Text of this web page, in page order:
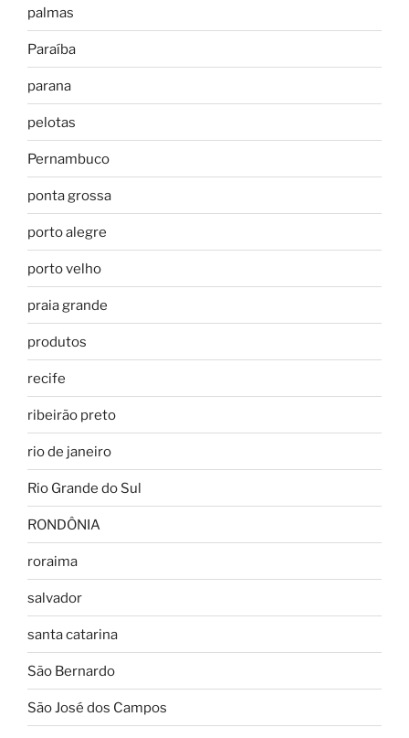
palmas
Paraíba
parana
pelotas
Pernambuco
ponta grossa
porto alegre
porto velho
praia grande
produtos
recife
ribeirão preto
rio de janeiro
Rio Grande do Sul
RONDÔNIA
roraima
salvador
santa catarina
São Bernardo
São José dos Campos